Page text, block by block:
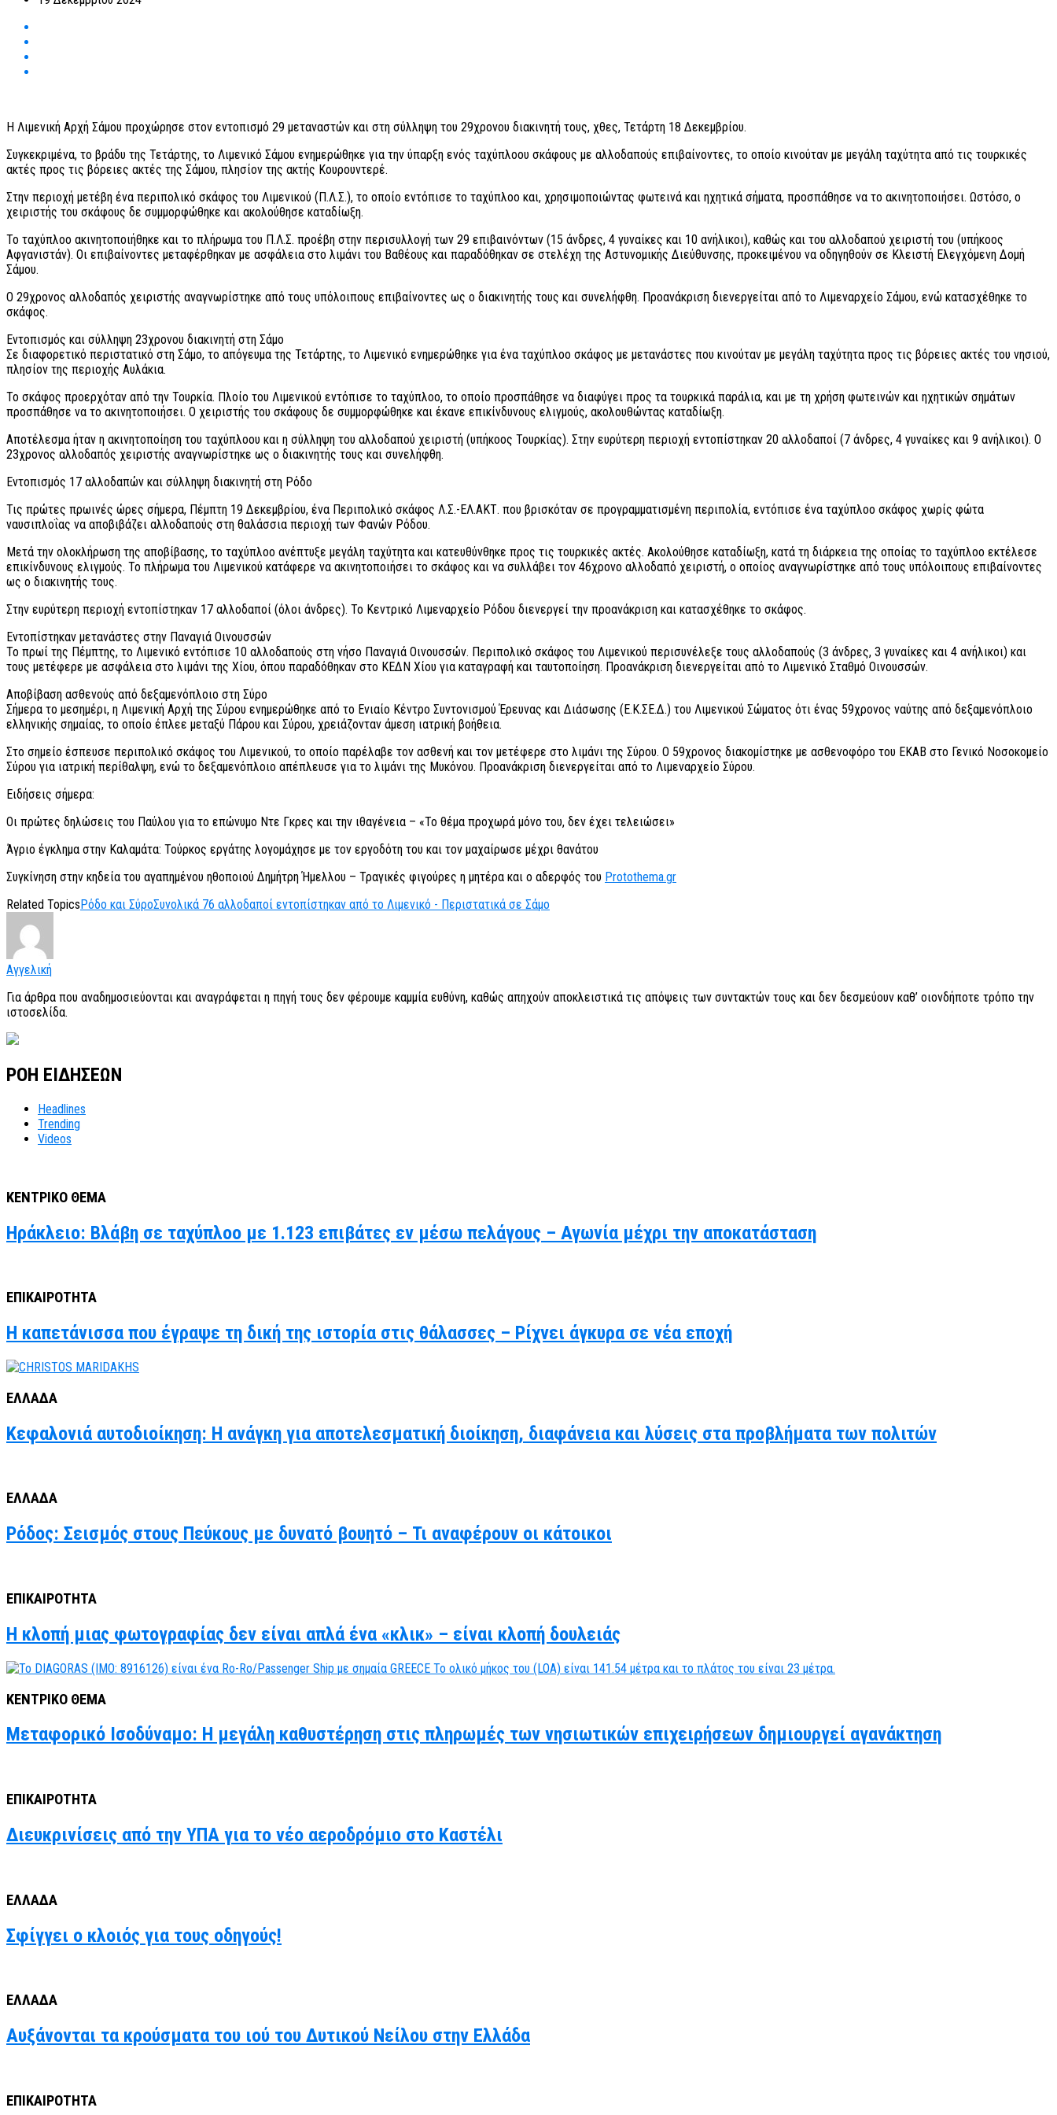
Η Λιμενική Αρχή Σάμου προχώρησε στον εντοπισμό 29 μεταναστών και στη σύλληψη του 29χρονου διακινητή τους, χθες, Τετάρτη 18 Δεκεμβρίου.
Συγκεκριμένα, το βράδυ της Τετάρτης, το Λιμενικό Σάμου ενημερώθηκε για την ύπαρξη ενός ταχύπλοου σκάφους με αλλοδαπούς επιβαίνοντες, το οποίο κινούταν με μεγάλη ταχύτητα από τις τουρκικές
ακτές προς τις βόρειες ακτές της Σάμου, πλησίον της ακτής Κουρουντερέ.
Στην περιοχή μετέβη ένα περιπολικό σκάφος του Λιμενικού (Π.Λ.Σ.), το οποίο εντόπισε το ταχύπλοο και, χρησιμοποιώντας φωτεινά και ηχητικά σήματα, προσπάθησε να το ακινητοποιήσει. Ωστόσο, ο
χειριστής του σκάφους δε συμμορφώθηκε και ακολούθησε καταδίωξη.
Το ταχύπλοο ακινητοποιήθηκε και το πλήρωμα του Π.Λ.Σ. προέβη στην περισυλλογή των 29 επιβαινόντων (15 άνδρες, 4 γυναίκες και 10 ανήλικοι), καθώς και του αλλοδαπού χειριστή του (υπήκοος
Αφγανιστάν). Οι επιβαίνοντες μεταφέρθηκαν με ασφάλεια στο λιμάνι του Βαθέους και παραδόθηκαν σε στελέχη της Αστυνομικής Διεύθυνσης, προκειμένου να οδηγηθούν σε Κλειστή Ελεγχόμενη Δομή
Σάμου.
Ο 29χρονος αλλοδαπός χειριστής αναγνωρίστηκε από τους υπόλοιπους επιβαίνοντες ως ο διακινητής τους και συνελήφθη. Προανάκριση διενεργείται από το Λιμεναρχείο Σάμου, ενώ κατασχέθηκε το
σκάφος.
Εντοπισμός και σύλληψη 23χρονου διακινητή στη Σάμο
Σε διαφορετικό περιστατικό στη Σάμο, το απόγευμα της Τετάρτης, το Λιμενικό ενημερώθηκε για ένα ταχύπλοο σκάφος με μετανάστες που κινούταν με μεγάλη ταχύτητα προς τις βόρειες ακτές του νησιού,
πλησίον της περιοχής Αυλάκια.
Το σκάφος προερχόταν από την Τουρκία. Πλοίο του Λιμενικού εντόπισε το ταχύπλοο, το οποίο προσπάθησε να διαφύγει προς τα τουρκικά παράλια, και με τη χρήση φωτεινών και ηχητικών σημάτων
προσπάθησε να το ακινητοποιήσει. Ο χειριστής του σκάφους δε συμμορφώθηκε και έκανε επικίνδυνους ελιγμούς, ακολουθώντας καταδίωξη.
Αποτέλεσμα ήταν η ακινητοποίηση του ταχύπλοου και η σύλληψη του αλλοδαπού χειριστή (υπήκοος Τουρκίας). Στην ευρύτερη περιοχή εντοπίστηκαν 20 αλλοδαποί (7 άνδρες, 4 γυναίκες και 9 ανήλικοι). Ο
23χρονος αλλοδαπός χειριστής αναγνωρίστηκε ως ο διακινητής τους και συνελήφθη.
Εντοπισμός 17 αλλοδαπών και σύλληψη διακινητή στη Ρόδο
Τις πρώτες πρωινές ώρες σήμερα, Πέμπτη 19 Δεκεμβρίου, ένα Περιπολικό σκάφος Λ.Σ.-ΕΛ.ΑΚΤ. που βρισκόταν σε προγραμματισμένη περιπολία, εντόπισε ένα ταχύπλοο σκάφος χωρίς φώτα
ναυσιπλοΐας να αποβιβάζει αλλοδαπούς στη θαλάσσια περιοχή των Φανών Ρόδου.
Μετά την ολοκλήρωση της αποβίβασης, το ταχύπλοο ανέπτυξε μεγάλη ταχύτητα και κατευθύνθηκε προς τις τουρκικές ακτές. Ακολούθησε καταδίωξη, κατά τη διάρκεια της οποίας το ταχύπλοο εκτέλεσε
επικίνδυνους ελιγμούς. Το πλήρωμα του Λιμενικού κατάφερε να ακινητοποιήσει το σκάφος και να συλλάβει τον 46χρονο αλλοδαπό χειριστή, ο οποίος αναγνωρίστηκε από τους υπόλοιπους επιβαίνοντες
ως ο διακινητής τους.
Στην ευρύτερη περιοχή εντοπίστηκαν 17 αλλοδαποί (όλοι άνδρες). Το Κεντρικό Λιμεναρχείο Ρόδου διενεργεί την προανάκριση και κατασχέθηκε το σκάφος.
Εντοπίστηκαν μετανάστες στην Παναγιά Οινουσσών
Το πρωί της Πέμπτης, το Λιμενικό εντόπισε 10 αλλοδαπούς στη νήσο Παναγιά Οινουσσών. Περιπολικό σκάφος του Λιμενικού περισυνέλεξε τους αλλοδαπούς (3 άνδρες, 3 γυναίκες και 4 ανήλικοι) και
τους μετέφερε με ασφάλεια στο λιμάνι της Χίου, όπου παραδόθηκαν στο ΚΕΔΝ Χίου για καταγραφή και ταυτοποίηση. Προανάκριση διενεργείται από το Λιμενικό Σταθμό Οινουσσών.
Αποβίβαση ασθενούς από δεξαμενόπλοιο στη Σύρο
Σήμερα το μεσημέρι, η Λιμενική Αρχή της Σύρου ενημερώθηκε από το Ενιαίο Κέντρο Συντονισμού Έρευνας και Διάσωσης (Ε.Κ.ΣΕ.Δ.) του Λιμενικού Σώματος ότι ένας 59χρονος ναύτης από δεξαμενόπλοιο
ελληνικής σημαίας, το οποίο έπλεε μεταξύ Πάρου και Σύρου, χρειάζονταν άμεση ιατρική βοήθεια.
Στο σημείο έσπευσε περιπολικό σκάφος του Λιμενικού, το οποίο παρέλαβε τον ασθενή και τον μετέφερε στο λιμάνι της Σύρου. Ο 59χρονος διακομίστηκε με ασθενοφόρο του ΕΚΑΒ στο Γενικό Νοσοκομείο
Σύρου για ιατρική περίθαλψη, ενώ το δεξαμενόπλοιο απέπλευσε για το λιμάνι της Μυκόνου. Προανάκριση διενεργείται από το Λιμεναρχείο Σύρου.
Ειδήσεις σήμερα:
Οι πρώτες δηλώσεις του Παύλου για το επώνυμο Ντε Γκρες και την ιθαγένεια – «Το θέμα προχωρά μόνο του, δεν έχει τελειώσει»
Άγριο έγκλημα στην Καλαμάτα: Τούρκος εργάτης λογομάχησε με τον εργοδότη του και τον μαχαίρωσε μέχρι θανάτου
Συγκίνηση στην κηδεία του αγαπημένου ηθοποιού Δημήτρη Ήμελλου – Τραγικές φιγούρες η μητέρα και ο αδερφός του Protothema.gr
Related Topics Ρόδο και ΣύροΣυνολικά 76 αλλοδαποί εντοπίστηκαν από το Λιμενικό - Περιστατικά σε Σάμο
Αγγελική
Για άρθρα που αναδημοσιεύονται και αναγράφεται η πηγή τους δεν φέρουμε καμμία ευθύνη, καθώς απηχούν αποκλειστικά τις απόψεις των συντακτών τους και δεν δεσμεύουν καθ’ οιονδήποτε τρόπο την
ιστοσελίδα.
ΡΟΗ ΕΙΔΗΣΕΩΝ
Headlines
Trending
Videos
ΚΕΝΤΡΙΚΟ ΘΕΜΑ
Ηράκλειο: Βλάβη σε ταχύπλοο με 1.123 επιβάτες εν μέσω πελάγους – Αγωνία μέχρι την αποκατάσταση
ΕΠΙΚΑΙΡΟΤΗΤΑ
Η καπετάνισσα που έγραψε τη δική της ιστορία στις θάλασσες – Ρίχνει άγκυρα σε νέα εποχή
ΕΛΛΑΔΑ
Κεφαλονιά αυτοδιοίκηση: Η ανάγκη για αποτελεσματική διοίκηση, διαφάνεια και λύσεις στα προβλήματα των πολιτών
ΕΛΛΑΔΑ
Ρόδος: Σεισμός στους Πεύκους με δυνατό βουητό – Τι αναφέρουν οι κάτοικοι
ΕΠΙΚΑΙΡΟΤΗΤΑ
Η κλοπή μιας φωτογραφίας δεν είναι απλά ένα «κλικ» – είναι κλοπή δουλειάς
ΚΕΝΤΡΙΚΟ ΘΕΜΑ
Μεταφορικό Ισοδύναμο: Η μεγάλη καθυστέρηση στις πληρωμές των νησιωτικών επιχειρήσεων δημιουργεί αγανάκτηση
ΕΠΙΚΑΙΡΟΤΗΤΑ
Διευκρινίσεις από την ΥΠΑ για το νέο αεροδρόμιο στο Καστέλι
ΕΛΛΑΔΑ
Σφίγγει ο κλοιός για τους οδηγούς!
ΕΛΛΑΔΑ
Αυξάνονται τα κρούσματα του ιού του Δυτικού Νείλου στην Ελλάδα
ΕΠΙΚΑΙΡΟΤΗΤΑ